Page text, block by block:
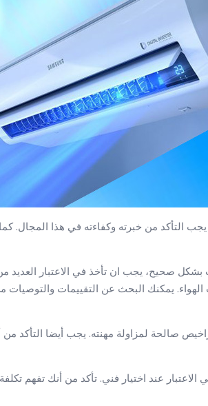
التأكد من خبرته وكفاءته في هذا المجال.
صحيح، يجب ان تأخذ في الاعتبار العديد
يمكنك البحث عن التقييمات والتوصيات من
صالحة لمزاولة مهنته. يجب أيضا التأكد
عند اختيار فني. تأكد من أنك تفهم